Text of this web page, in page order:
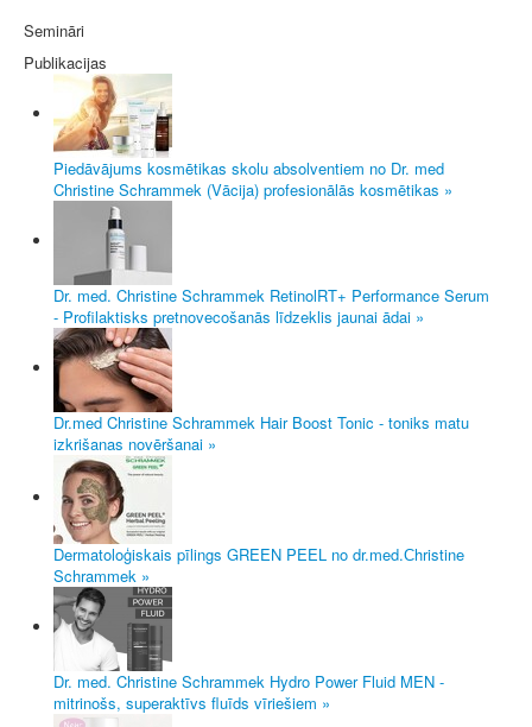
Semināri
Publikacijas
Piedāvājums kosmētikas skolu absolventiem no Dr. med
Christine Schrammek (Vācija) profesionālās kosmētikas »
Dr. med. Christine Schrammek RetinolRT+ Performance Serum
- Profilaktisks pretnovecošanās līdzeklis jaunai ādai »
Dr.med Christine Schrammek Hair Boost Tonic - toniks matu
izkrišanas novēršanai »
Dermatoloģiskais pīlings GREEN PEEL no dr.med.Сhristine
Schrammek »
Dr. med. Christine Schrammek Hydro Power Fluid MEN -
mitrinošs, superaktīvs fluīds vīriešiem »